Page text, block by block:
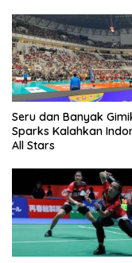
Seru dan Banyak
Sparks Kalahkan
All Stars